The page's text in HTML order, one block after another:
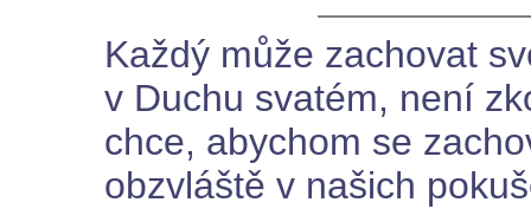
Každý může zachovat
v Duchu svatém, není
chce, abychom se
obzvláště v našich